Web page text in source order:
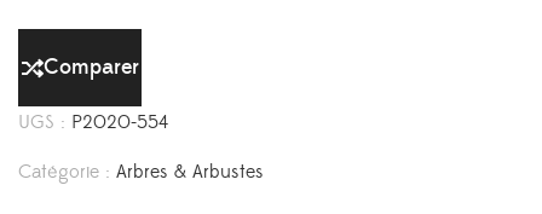
Comparer
UGS : P2020-554
Catégorie : Arbres & Arbustes